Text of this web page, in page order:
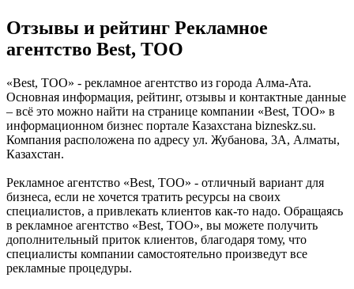
Отзывы и рейтинг Рекламное
агентство Best, ТОО
«Best, ТОО» - рекламное агентство из города Алма-Ата.
Основная информация, рейтинг, отзывы и контактные данные
– всё это можно найти на странице компании «Best, ТОО» в
информационном бизнес портале Казахстана bizneskz.su.
Компания расположена по адресу ул. Жубанова, 3А, Алматы,
Казахстан.
Рекламное агентство «Best, ТОО» - отличный вариант для
бизнеса, если не хочется тратить ресурсы на своих
специалистов, а привлекать клиентов как-то надо. Обращаясь
в рекламное агентство «Best, ТОО», вы можете получить
дополнительный приток клиентов, благодаря тому, что
специалисты компании самостоятельно произведут все
рекламные процедуры.